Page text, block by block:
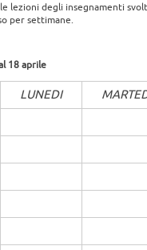
lezioni degli insegnamenti
per settimane.
18 aprile
LUNEDI